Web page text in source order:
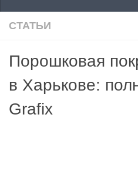
СТАТЬИ
Порошковая
в Харькове:
Grafix